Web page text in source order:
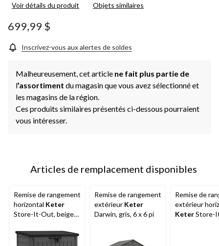
Voir détails du produit Objets similaires
699,99 $
Inscrivez-vous aux alertes de soldes
Malheureusement, cet article ne fait plus partie de
l’assortiment du magasin que vous avez sélectionné et
les magasins de la région.
Ces produits similaires présentés ci-dessous pourraient
vous intéresser.
Articles de remplacement disponibles
Remise de rangement
horizontal Keter
Store-It-Out, beige
Remise de rangement
extérieur Keter
Darwin, gris, 6 x 6 pi
Remise de
extérieur
KeterStore-